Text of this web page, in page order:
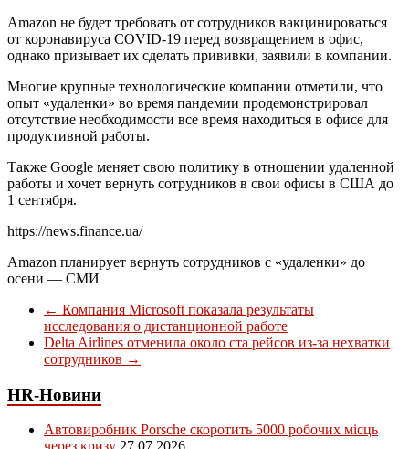
Amazon не будет требовать от сотрудников вакцинироваться
от коронавируса COVID-19 перед возвращением в офис,
однако призывает их сделать прививки, заявили в компании.
Многие крупные технологические компании отметили, что
опыт «удаленки» во время пандемии продемонстрировал
отсутствие необходимости все время находиться в офисе для
продуктивной работы.
Также Google меняет свою политику в отношении удаленной
работы и хочет вернуть сотрудников в свои офисы в США до
1 сентября.
https://news.finance.ua/
Amazon планирует вернуть сотрудников с «удаленки» до
осени — СМИ
← Компания Microsoft показала результаты
исследования о дистанционной работе
Delta Airlines отменила около ста рейсов из-за нехватки
сотрудников →
HR-Новини
Автовиробник Porsche скоротить 5000 робочих місць